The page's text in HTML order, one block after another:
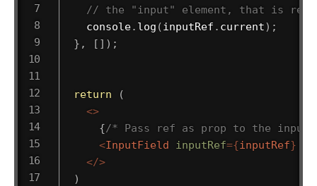
// the "input" element, that is
    console
. log (inputRef . current) ;
} , [ ] ) ;
return
(
<>
{/* Pass ref as prop to the input
<InputField inputRef={inputRef}
</>
)